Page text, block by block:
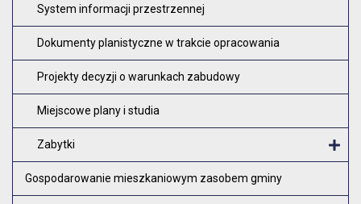
System informacji przestrzennej
Dokumenty planistyczne w trakcie opracowania
Projekty decyzji o warunkach zabudowy
Miejscowe plany i studia
Zabytki
Gospodarowanie mieszkaniowym zasobem gminy